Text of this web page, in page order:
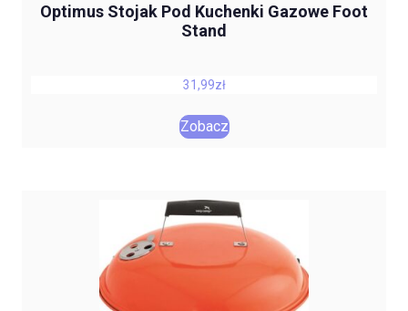
Optimus Stojak Pod Kuchenki Gazowe Foot
Stand
31,99zł
Zobacz